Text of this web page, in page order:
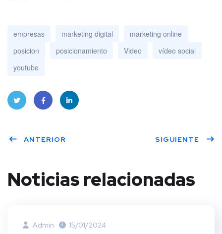
empresas marketing digital
marketing online
posicion
posicionamiento Video
vídeo social
youtube
er book dIn
ANTERIOR SIGUIENTE
Noticias relacionadas
Admin 15/01/2024